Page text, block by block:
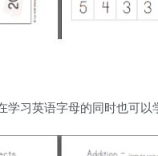
习英语字母的同时也可以